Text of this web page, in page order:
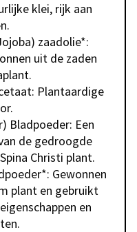
klei, rijk aan
zaadolie*:
uit de zaden
Plantaardige
Bladpoeder: Een
de gedroogde
Christi plant.
Gewonnen
plant en gebruikt
en